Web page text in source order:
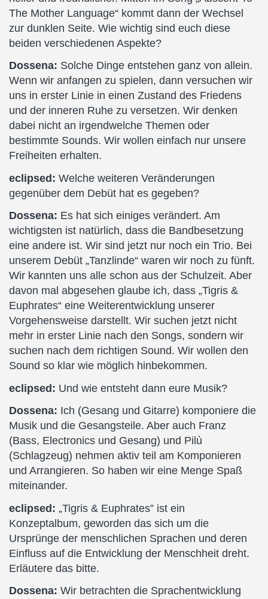
The Mother Language“ kommt dann der Wechsel
zur dunklen Seite. Wie wichtig sind euch diese
beiden verschiedenen Aspekte?
Dossena: Solche Dinge entstehen ganz von allein.
Wenn wir anfangen zu spielen, dann versuchen wir
uns in erster Linie in einen Zustand des Friedens
und der inneren Ruhe zu versetzen. Wir denken
dabei nicht an irgendwelche Themen oder
bestimmte Sounds. Wir wollen einfach nur unsere
Freiheiten erhalten.
eclipsed: Welche weiteren Veränderungen
gegenüber dem Debüt hat es gegeben?
Dossena: Es hat sich einiges verändert. Am
wichtigsten ist natürlich, dass die Bandbesetzung
eine andere ist. Wir sind jetzt nur noch ein Trio. Bei
unserem Debüt „Tanzlinde“ waren wir noch zu fünft.
Wir kannten uns alle schon aus der Schulzeit. Aber
davon mal abgesehen glaube ich, dass „Tigris &
Euphrates“ eine Weiterentwicklung unserer
Vorgehensweise darstellt. Wir suchen jetzt nicht
mehr in erster Linie nach den Songs, sondern wir
suchen nach dem richtigen Sound. Wir wollen den
Sound so klar wie möglich hinbekommen.
eclipsed: Und wie entsteht dann eure Musik?
Dossena: Ich (Gesang und Gitarre) komponiere die
Musik und die Gesangsteile. Aber auch Franz
(Bass, Electronics und Gesang) und Pilù
(Schlagzeug) nehmen aktiv teil am Komponieren
und Arrangieren. So haben wir eine Menge Spaß
miteinander.
eclipsed: „Tigris & Euphrates” ist ein
Konzeptalbum, geworden das sich um die
Ursprünge der menschlichen Sprachen und deren
Einfluss auf die Entwicklung der Menschheit dreht.
Erläutere das bitte.
Dossena: Wir betrachten die Sprachentwicklung